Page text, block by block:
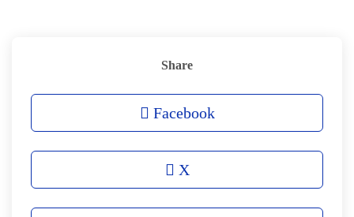
Share
Facebook
X